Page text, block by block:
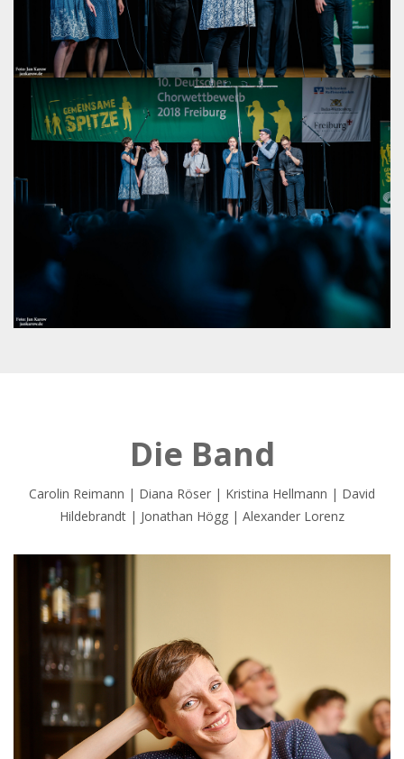
Die Band
Carolin Reimann | Diana Röser | Kristina Hellmann | David
Hildebrandt | Jonathan Högg | Alexander Lorenz